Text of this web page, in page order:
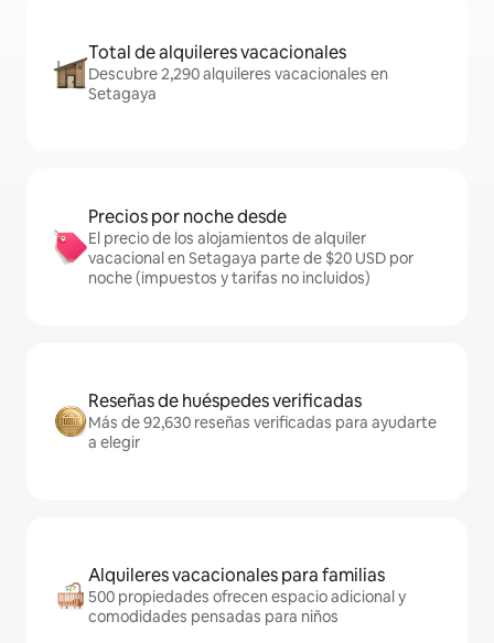
Total de alquileres vacacionales
Descubre 2,290 alquileres vacacionales en
Setagaya
Precios por noche desde
El precio de los alojamientos de alquiler
vacacional en Setagaya parte de $20 USD por
noche (impuestos y tarifas no incluidos)
Reseñas de huéspedes verificadas
Más de 92,630 reseñas verificadas para ayudarte
a elegir
Alquileres vacacionales para familias
500 propiedades ofrecen espacio adicional y
comodidades pensadas para niños